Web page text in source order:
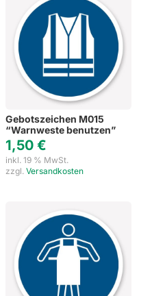
Gebotszeichen M015
“Warnweste benutzen”
1,50 €
inkl. 19 % MwSt.
zzgl. Versandkosten